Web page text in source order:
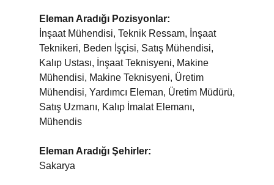
Eleman Aradığı Pozisyonlar:
İnşaat Mühendisi, Teknik Ressam, İnşaat
Teknikeri, Beden İşçisi, Satış Mühendisi,
Kalıp Ustası, İnşaat Teknisyeni, Makine
Mühendisi, Makine Teknisyeni, Üretim
Mühendisi, Yardımcı Eleman, Üretim Müdürü,
Satış Uzmanı, Kalıp İmalat Elemanı,
Mühendis
Eleman Aradığı Şehirler:
Sakarya